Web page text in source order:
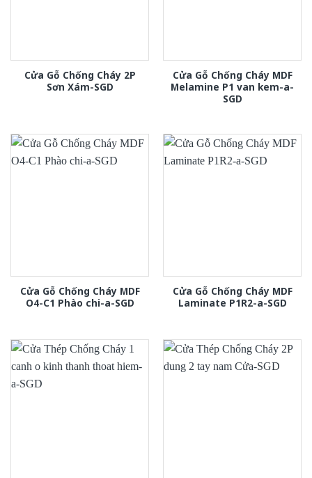
Cửa Gỗ Chống Cháy 2P
Sơn Xám-SGD
Cửa Gỗ Chống Cháy MDF
Melamine P1 van kem-a-
SGD
Cửa Gỗ Chống Cháy MDF
O4-C1 Phào chi-a-SGD
Cửa Gỗ Chống Cháy MDF
Laminate P1R2-a-SGD